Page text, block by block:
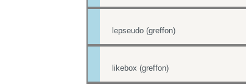
lepseudo (greffon)
likebox (greffon)